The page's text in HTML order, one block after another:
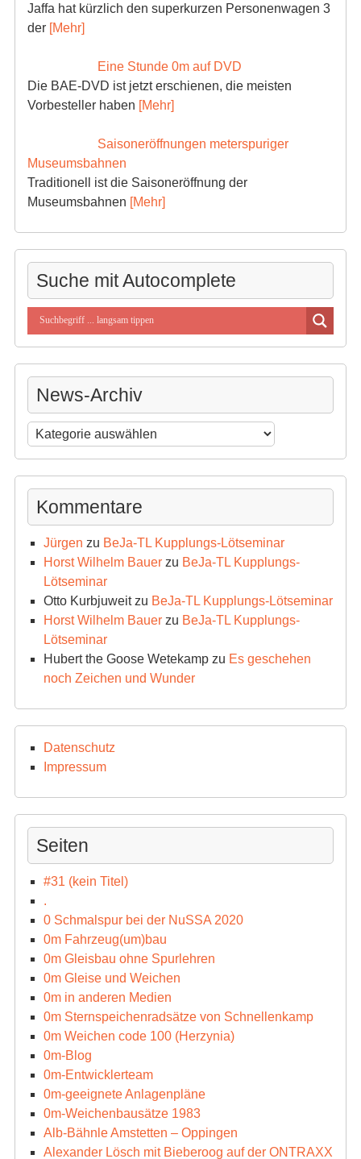
Jaffa hat kürzlich den superkurzen Personenwagen 3
der [Mehr]
Eine Stunde 0m auf DVD
Die BAE-DVD ist jetzt erschienen, die meisten
Vorbesteller haben [Mehr]
Saisoneröffnungen meterspuriger
Museumsbahnen
Traditionell ist die Saisoneröffnung der
Museumsbahnen [Mehr]
Suche mit Autocomplete
News-Archiv
News-
Archiv
Kommentare
Jürgen zu BeJa-TL Kupplungs-Lötseminar
Horst Wilhelm Bauerzu BeJa-TL Kupplungs-
Lötseminar
Otto Kurbjuweitzu BeJa-TL Kupplungs-Lötseminar
Horst Wilhelm Bauerzu BeJa-TL Kupplungs-
Lötseminar
Hubert the Goose Wetekampzu Es geschehen
noch Zeichen und Wunder
Datenschutz
Impressum
Seiten
#31 (kein Titel)
.
0 Schmalspur bei der NuSSA 2020
0m Fahrzeug(um)bau
0m Gleisbau ohne Spurlehren
0m Gleise und Weichen
0m in anderen Medien
0m Sternspeichenradsätze von Schnellenkamp
0m Weichen code 100 (Herzynia)
0m-Blog
0m-Entwicklerteam
0m-geeignete Anlagenpläne
0m-Weichenbausätze 1983
Alb-Bähnle Amstetten – Oppingen
Alexander Lösch mit Bieberoog auf der ONTRAXX